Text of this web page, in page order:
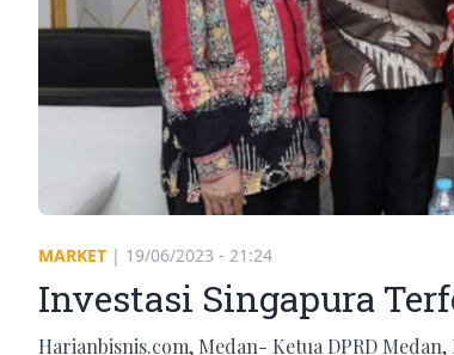
MARKET | 19/06/2023 - 21:24
Investasi Singapura
Harianbisnis.com, Medan- Ketua DPRD